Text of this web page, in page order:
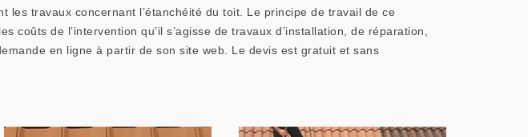
travaux concernant l’étanchéité du toit. Le principe de travail de ce
de l’intervention qu’il s’agisse de travaux d’installation, de réparation,
en ligne à partir de son site web. Le devis est gratuit et sans